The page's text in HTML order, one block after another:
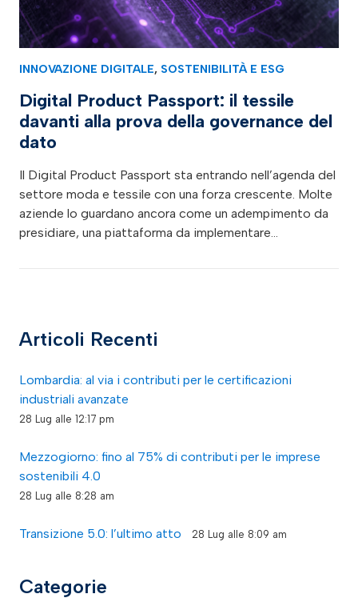
INNOVAZIONE DIGITALE, SOSTENIBILITÀ E ESG
Digital Product Passport: il tessile
davanti alla prova della governance del
dato
Il Digital Product Passport sta entrando nell’agenda del
settore moda e tessile con una forza crescente. Molte
aziende lo guardano ancora come un adempimento da
presidiare, una piattaforma da implementare…
Articoli Recenti
Lombardia: al via i contributi per le certificazioni
industriali avanzate
28 Lug alle 12:17 pm
Mezzogiorno: fino al 75% di contributi per le imprese
sostenibili 4.0
28 Lug alle 8:28 am
Transizione 5.0: l’ultimo atto 28 Lug alle 8:09 am
Categorie